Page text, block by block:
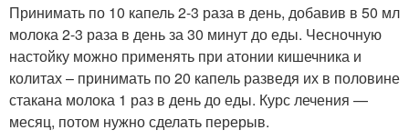
Принимать по 10 капель 2-3 раза в день, добавив в 50 мл
молока 2-3 раза в день за 30 минут до еды. Чесночную
настойку можно применять при атонии кишечника и
колитах – принимать по 20 капель разведя их в половине
стакана молока 1 раз в день до еды. Курс лечения —
месяц, потом нужно сделать перерыв.